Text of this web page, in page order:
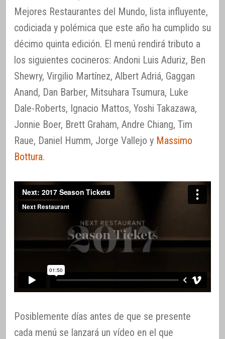
Mejores Restaurantes del Mundo, lista influyente,
codiciada y polémica que este año ha cumplido su
décimo quinta edición. El menú rendirá tributo a
los siguientes cocineros: Andoni Luis Aduriz, Ben
Shewry, Virgilio Martínez, Albert Adriá, Gaggan
Anand, Dan Barber, Mitsuhara Tsumura, Luke
Dale-Roberts, Ignacio Mattos, Yoshi Takazawa,
Jonnie Boer, Brett Graham, Andre Chiang, Tim
Raue, Daniel Humm, Jorge Vallejo y Massimo
Bottura.
Posiblemente días antes de que se presente
cada menú se lanzará un vídeo en el que